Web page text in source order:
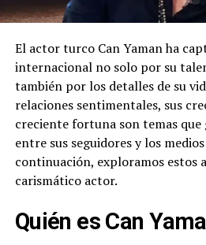
El actor turco Can Yaman ha
internacional no solo por su
también por los detalles de su
relaciones sentimentales, sus
creciente fortuna son temas
entre sus seguidores y los
continuación, exploramos estos
carismático actor.
Quién es Can